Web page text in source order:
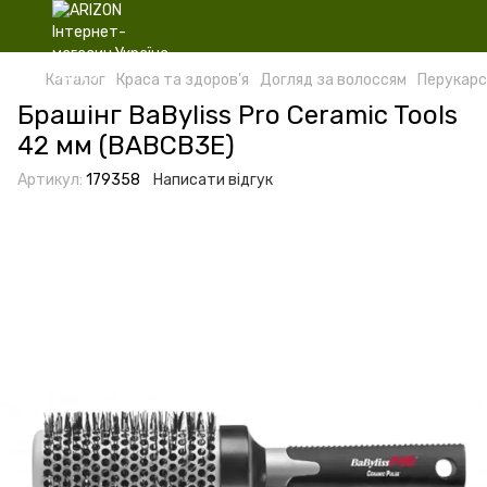
Каталог Краса та здоров'я Догляд за волоссям
Брашінг BaByliss Pro Ceramic Tools
42 мм (BABCB3E)
Артикул: 179358 Написати відгук